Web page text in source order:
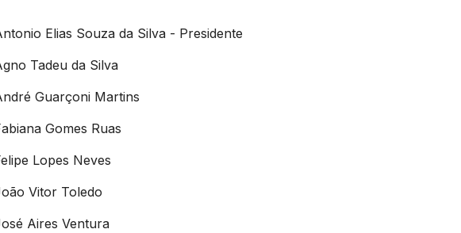
Elias Souza da Silva - Presidente
Tadeu da Silva
Guarçoni Martins
Gomes Ruas
Lopes Neves
Vitor Toledo
Aires Ventura